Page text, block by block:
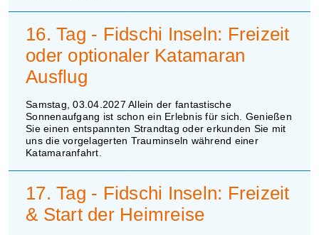
16. Tag - Fidschi Inseln: Freizeit
oder optionaler Katamaran
Ausflug
Samstag, 03.04.2027 Allein der fantastische
Sonnenaufgang ist schon ein Erlebnis für sich. Genießen
Sie einen entspannten Strandtag oder erkunden Sie mit
uns die vorgelagerten Trauminseln während einer
Katamaranfahrt.
17. Tag - Fidschi Inseln: Freizeit
& Start der Heimreise